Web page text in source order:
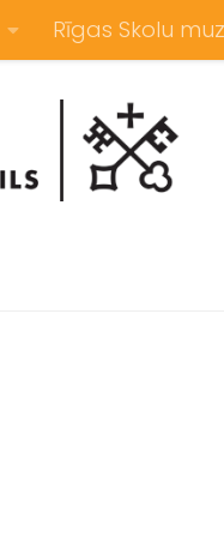
Rīgas Skolu